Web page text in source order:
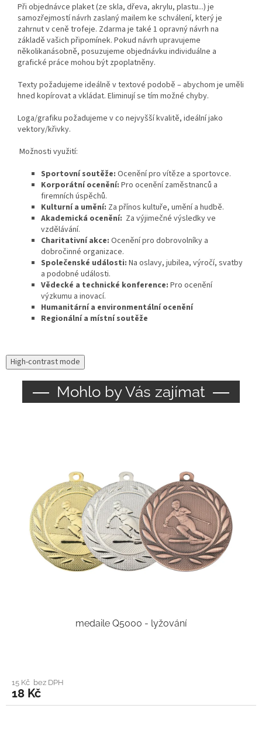
Při objednávce plaket (ze skla, dřeva, akrylu, plastu...) je
samozřejmostí návrh zaslaný mailem ke schválení, který je
zahrnut v ceně trofeje. Zdarma je také 1 opravný návrh na
základě vašich připomínek. Pokud návrh upravujeme
několikanásobně, posuzujeme objednávku individuálne a
grafické práce mohou být zpoplatněny.
Texty požadujeme ideálně v textové podobě – abychom je uměli
hned kopírovat a vkládat. Eliminují se tím možné chyby.
Loga/grafiku požadujeme v co nejvyšší kvalitě, ideální jako
vektory/křivky.
Možnosti využití:
Sportovní soutěže: Ocenění pro vítěze a sportovce.
Korporátní ocenění: Pro ocenění zaměstnanců a
firemních úspěchů.
Kulturní a umění: Za přínos kultuře, umění a hudbě.
Akademická ocenění: Za výjimečné výsledky ve
vzdělávání.
Charitativní akce: Ocenění pro dobrovolníky a
dobročinné organizace.
Společenské události: Na oslavy, jubilea, výročí, svatby
a podobné události.
Vědecké a technické konference: Pro ocenění
výzkumu a inovací.
Humanitární a environmentální ocenění
Regionální a místní soutěže
High-contrast mode
Mohlo by Vás zajímat
medaile Q5000 - lyžování
15 Kč bez DPH
18 Kč